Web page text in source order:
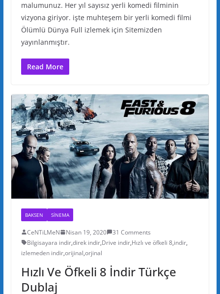
malumunuz. Her yıl sayısız yerli komedi filminin
vizyona giriyor. işte muhteşem bir yerli komedi filmi
Ölümlü Dünya Full izlemek için Sitemizden
yayınlanmıştır.
Read More
BAKSEN SINEMA
CeNTiLMeN Nisan 19, 2020
31 Comments
Bilgisayara indir,direk indir,Drive indir,Hızlı ve öfkeli 8,indir,
izlemeden indir,orijinal,orjinal
Hızlı Ve Öfkeli 8 İndir Türkçe
Dublaj